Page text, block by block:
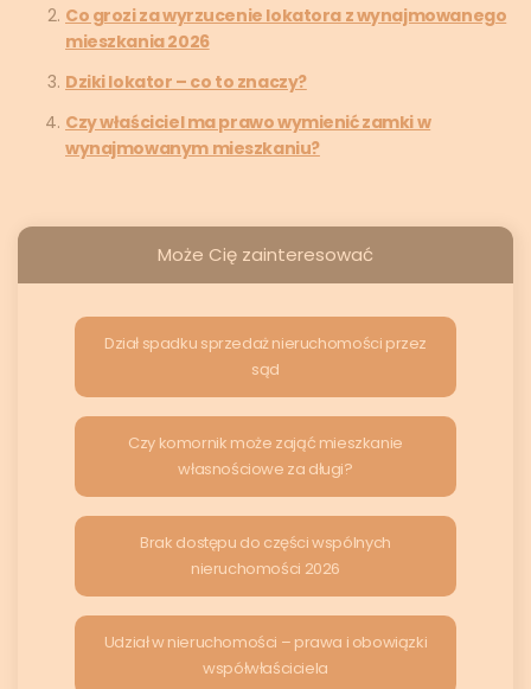
Co grozi za wyrzucenie lokatora z wynajmowanego
mieszkania 2026
Dziki lokator – co to znaczy?
Czy właściciel ma prawo wymienić zamki w
wynajmowanym mieszkaniu?
Może Cię zainteresować
Dział spadku sprzedaż nieruchomości przez
sąd
Czy komornik może zająć mieszkanie
własnościowe za długi?
Brak dostępu do części wspólnych
nieruchomości 2026
Udział w nieruchomości – prawa i obowiązki
współwłaściciela